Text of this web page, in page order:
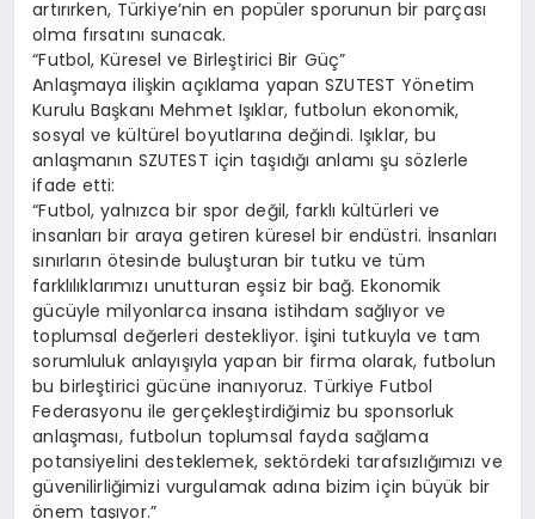
artırırken, Türkiye’nin en popüler sporunun bir parçası
olma fırsatını sunacak.
“Futbol, Küresel ve Birleştirici Bir Güç”
Anlaşmaya ilişkin açıklama yapan SZUTEST Yönetim
Kurulu Başkanı Mehmet Işıklar, futbolun ekonomik,
sosyal ve kültürel boyutlarına değindi. Işıklar, bu
anlaşmanın SZUTEST için taşıdığı anlamı şu sözlerle
ifade etti:
“Futbol, yalnızca bir spor değil, farklı kültürleri ve
insanları bir araya getiren küresel bir endüstri. İnsanları
sınırların ötesinde buluşturan bir tutku ve tüm
farklılıklarımızı unutturan eşsiz bir bağ. Ekonomik
gücüyle milyonlarca insana istihdam sağlıyor ve
toplumsal değerleri destekliyor. İşini tutkuyla ve tam
sorumluluk anlayışıyla yapan bir firma olarak, futbolun
bu birleştirici gücüne inanıyoruz. Türkiye Futbol
Federasyonu ile gerçekleştirdiğimiz bu sponsorluk
anlaşması, futbolun toplumsal fayda sağlama
potansiyelini desteklemek, sektördeki tarafsızlığımızı ve
güvenilirliğimizi vurgulamak adına bizim için büyük bir
önem taşıyor.”